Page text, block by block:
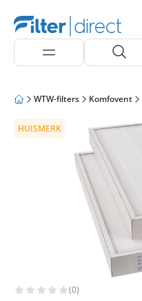
WTW-filters Komfovent
HUISMERK
(0)